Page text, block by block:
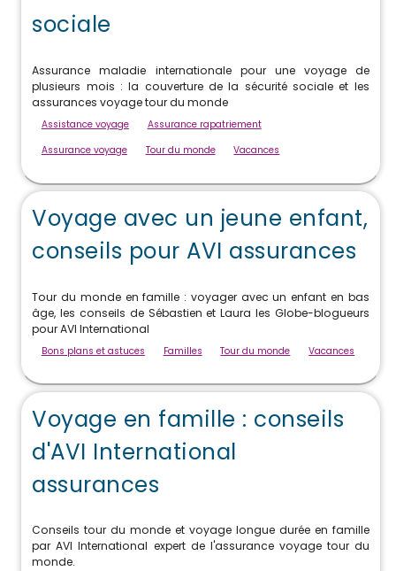
sociale
Assurance maladie internationale pour une voyage de
plusieurs mois : la couverture de la sécurité sociale et les
assurances voyage tour du monde
Assistance voyage
Assurance rapatriement
Assurance voyage
Tour du monde Vacances
Voyage avec un jeune enfant,
conseils pour AVI assurances
Tour du monde en famille : voyager avec un enfant en bas
âge, les conseils de Sébastien et Laura les Globe-blogueurs
pour AVI International
Bons plans et astuces Familles Tour du monde Vacances
Voyage en famille : conseils
d'AVI International
assurances
Conseils tour du monde et voyage longue durée en famille
par AVI International expert de l'assurance voyage tour du
monde.